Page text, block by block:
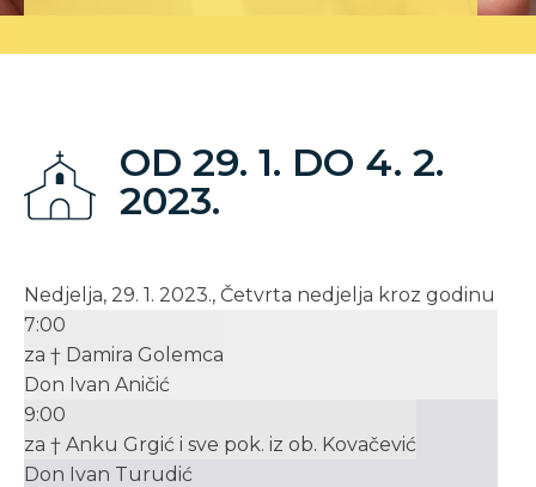
OD 29. 1. DO 4. 2.
2023.
Nedjelja, 29. 1. 2023., Četvrta nedjelja kroz godinu
7:00
za † Damira Golemca
Don Ivan Aničić
9:00
za † Anku Grgić i sve pok. iz ob. Kovačević
Don Ivan Turudić